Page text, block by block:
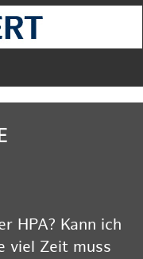
HPA? Kann ich
viel Zeit muss